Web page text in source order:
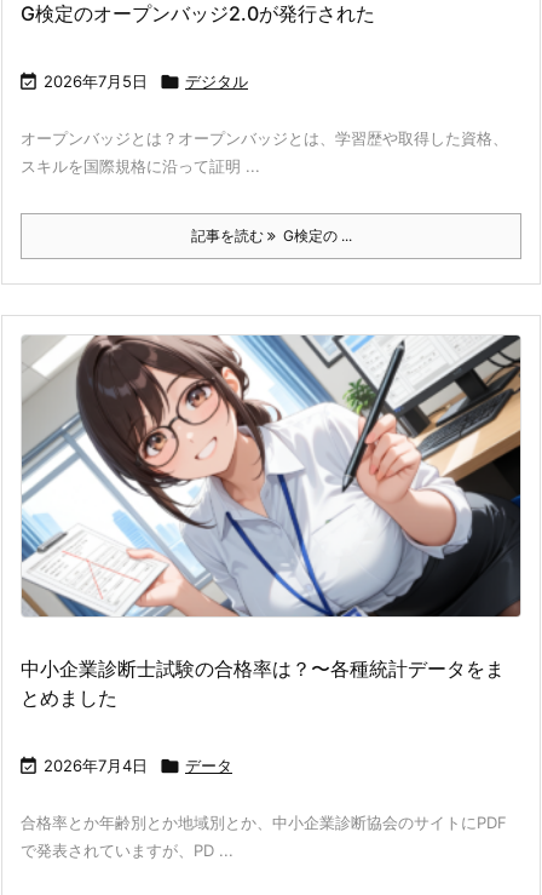
G検定のオープンバッジ2.0が発行された
 2026年7月5日  デジタル
オープンバッジとは？オープンバッジとは、学習歴や取得した資格、
スキルを国際規格に沿って証明 ...
記事を読む G検定の ...
中小企業診断士試験の合格率は？〜各種統計データをま
とめました
 2026年7月4日  データ
合格率とか年齢別とか地域別とか、中小企業診断協会のサイトにPDF
で発表されていますが、PD ...